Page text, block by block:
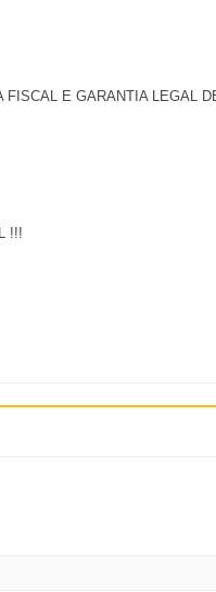
E GARANTIA LEGAL
!!!